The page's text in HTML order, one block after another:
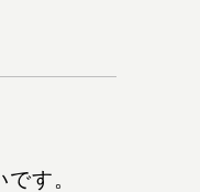
す。